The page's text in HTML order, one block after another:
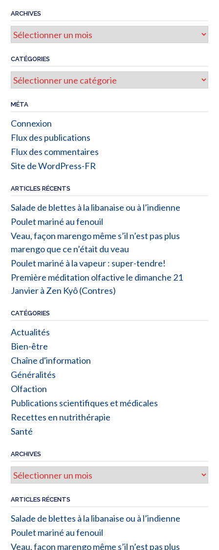
ARCHIVES
CATÉGORIES
MÉTA
Connexion
Flux des publications
Flux des commentaires
Site de WordPress-FR
ARTICLES RÉCENTS
Salade de blettes à la libanaise ou à l’indienne
Poulet mariné au fenouil
Veau, façon marengo même s’il n’est pas plus
marengo que ce n’était du veau
Poulet mariné à la vapeur : super-tendre!
Première méditation olfactive le dimanche 21
Janvier à Zen Kyô (Contres)
CATÉGORIES
Actualités
Bien-être
Chaîne d'information
Généralités
Olfaction
Publications scientifiques et médicales
Recettes en nutrithérapie
Santé
ARCHIVES
ARTICLES RÉCENTS
Salade de blettes à la libanaise ou à l’indienne
Poulet mariné au fenouil
Veau, façon marengo même s’il n’est pas plus